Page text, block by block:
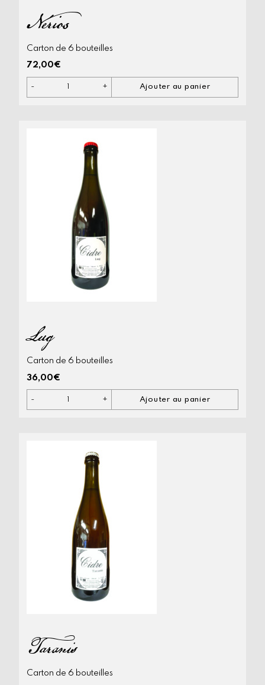
Nérios
Carton de 6 bouteilles
72,00€
-
quantité
de
+ Ajouter au panier
Lug
Carton de 6 bouteilles
36,00€
-
quantité
+ Ajouter au panier
Taranis
Carton de 6 bouteilles